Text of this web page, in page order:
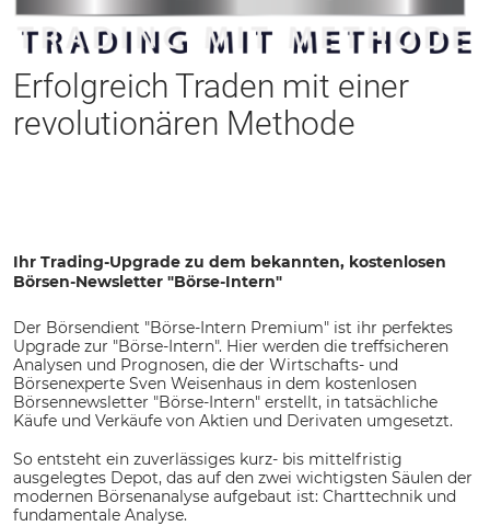
Erfolgreich Traden mit einer
revolutionären Methode
Ihr Trading-Upgrade zu dem bekannten, kostenlosen
Börsen-Newsletter "Börse-Intern"
Der Börsendient "Börse-Intern Premium" ist ihr perfektes
Upgrade zur "Börse-Intern". Hier werden die treffsicheren
Analysen und Prognosen, die der Wirtschafts- und
Börsenexperte Sven Weisenhaus in dem kostenlosen
Börsennewsletter "Börse-Intern" erstellt, in tatsächliche
Käufe und Verkäufe von Aktien und Derivaten umgesetzt.
So entsteht ein zuverlässiges kurz- bis mittelfristig
ausgelegtes Depot, das auf den zwei wichtigsten Säulen der
modernen Börsenanalyse aufgebaut ist: Charttechnik und
fundamentale Analyse.